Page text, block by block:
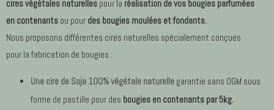
cires végétales naturelles pour la réalisation de vos bougies parfumées
en contenants ou pour des bougies moulées et fondants.
Nous proposons différentes cires naturelles spécialement conçues
pour la fabrication de bougies :
Une cire de Soja 100% végétale naturelle garantie sans OGM sous
forme de pastille pour des bougies en contenants par 5kg.